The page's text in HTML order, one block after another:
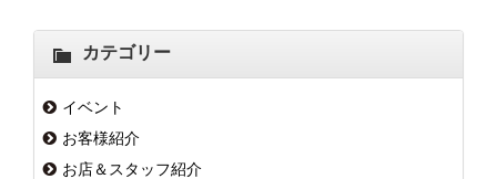
カテゴリー
イベント
お客様紹介
お店＆スタッフ紹介